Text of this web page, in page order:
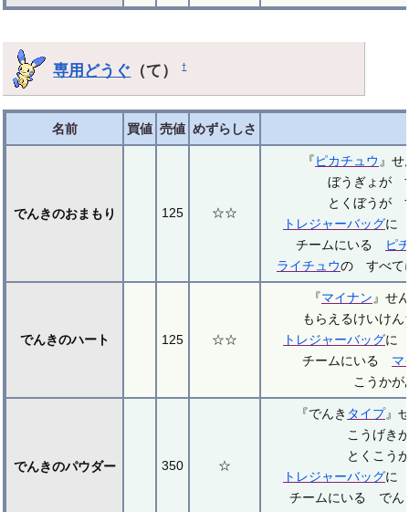
専用どうぐ （て）†
名前 買値 売値 めずらしさ
でんきのおまもり 125 ☆☆
『ピカチュウ 』
ぼうぎょが
とくぼうが
トレジャーバッグに
チームにいる
ピ
ライチュウの すべて
でんきのハート 125 ☆☆
『マイナン 』せ
もらえるけいけ
トレジャーバッグに
チームにいる マ
こうかが
でんきのパウダー 350 ☆
『でんき タイプ』
こうげき
とくこう
トレジャーバッグに
チームにいる でん